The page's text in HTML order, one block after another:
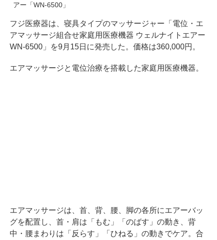
アー「WN-6500」
フジ医療器は、寝具タイプのマッサージャー「電位・エ
アマッサージ組合せ家庭用医療機器 ウェルナイトエアー
WN-6500」を9月15日に発売した。価格は360,000円。
エアマッサージと電位治療を搭載した家庭用医療機器。
エアマッサージは、首、背、腰、脚の各所にエアーバッ
グを配置し、首・肩は「もむ」「のばす」の動き、背
中・腰まわりは「反らす」「ひねる」の動きでケア。合